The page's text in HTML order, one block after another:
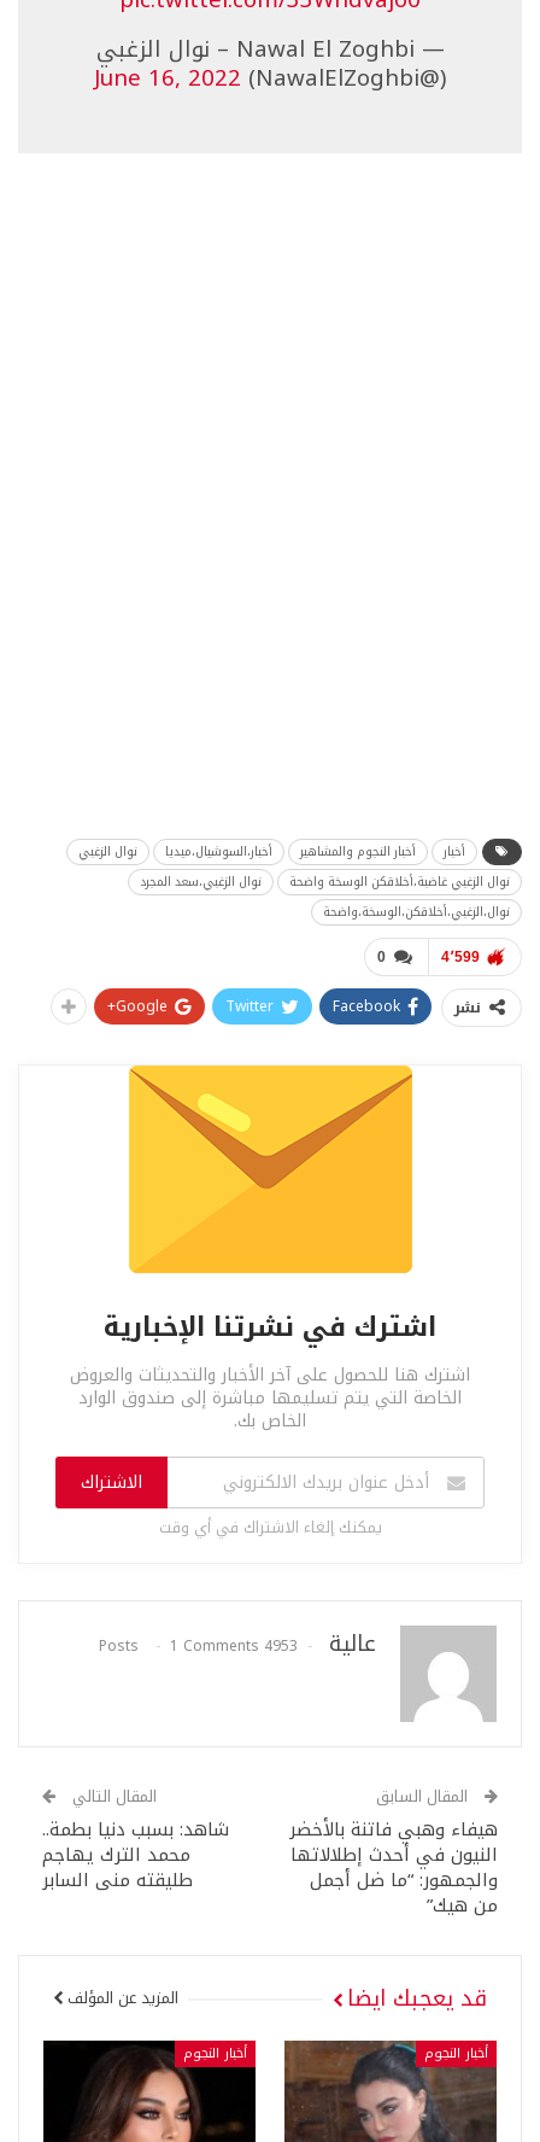
— Nawal El Zoghbi – نوال الزغبي
(@NawalElZoghbi)
June 16, 2022
أخبار أخبار النجوم والمشاهير أخبار،السوشيال،ميديا
نوال الزغبي
نوال الزغبي غاضبة،أخلاقكن الوسخة واضحة
نوال الزغبي،سعد المجرد
نوال،الزغبي،أخلاقكن،الوسخة،واضحة
0 4٬599
نشر Facebook
Twitter
Google+
اشترك في نشرتنا الإخبارية
اشترك هنا للحصول على آخر الأخبار والتحديثات والعروض
الخاصة التي يتم تسليمها مباشرة إلى صندوق الوارد
الخاص بك.
الاشتراك
يمكنك إلغاء الاشتراك في أي وقت
عالية 4953 Posts
1 Comments
المقال السابق
هيفاء وهبي فاتنة بالأخضر
النيون في أحدث إطلالاتها
والجمهور: “ما ضل أجمل
من هيك”
المقال التالي
شاهد: بسبب دنيا بطمة..
محمد الترك يهاجم
طليقته منى السابر
قد يعجبك ايضا المزيد عن المؤلف
أخبار النجوم أخبار النجوم